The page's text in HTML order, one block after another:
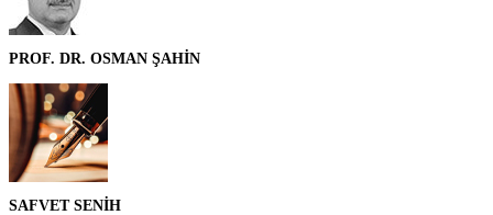
PROF. DR. OSMAN ŞAHİN
SAFVET SENİH